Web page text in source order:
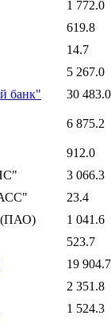
1 772.0
619.8
14.7
5 267.0
банк" 30 483.0
6 875.2
912.0
3 066.3
23.4
(ПАО)
1 041.6
523.7
19 904.7
2 351.8
1 524.3